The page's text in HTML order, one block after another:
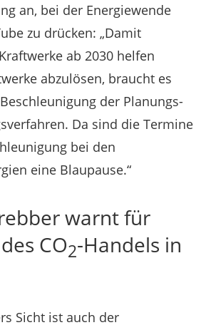
an, bei der Energiewende
zu drücken: „Damit
ab 2030 helfen
abzulösen, braucht es
der Planungs-
Da sind die Termine
bei den
eine Blaupause.“
warnt für
CO2-Handels in
Sicht ist auch der